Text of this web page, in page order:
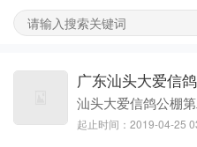
广东汕头大爱信
汕头大爱信鸽公棚
起止时间：2019-04-25